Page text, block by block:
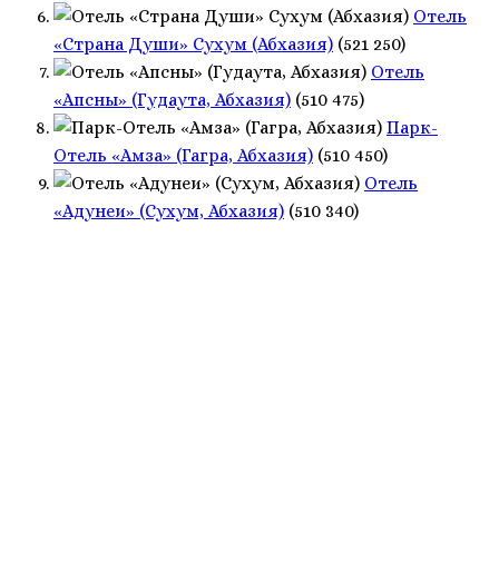
Отель
«Страна Души» Сухум (Абхазия) (521 250)
Отель
«Апсны» (Гудаута, Абхазия) (510 475)
Парк-
Отель «Амза» (Гагра, Абхазия) (510 450)
Отель
«Адунеи» (Сухум, Абхазия) (510 340)